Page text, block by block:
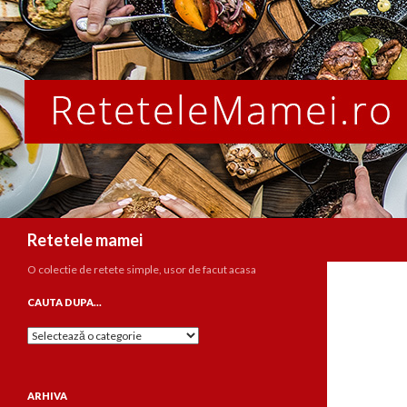
Retetele mamei
O colectie de retete simple, usor de facut acasa
CAUTA DUPA…
Cauta
ARHIVA